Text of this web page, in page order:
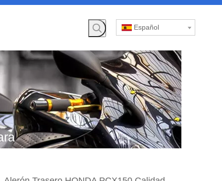
Español